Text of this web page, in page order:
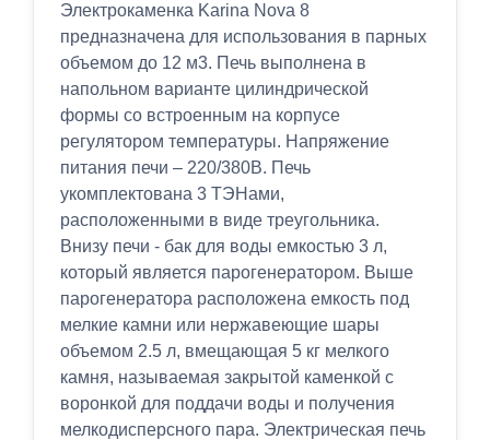
Электрокаменка Karina Nova 8
предназначена для использования в парных
объемом до 12 м3. Печь выполнена в
напольном варианте цилиндрической
формы со встроенным на корпусе
регулятором температуры. Напряжение
питания печи – 220/380В. Печь
укомплектована 3 ТЭНами,
расположенными в виде треугольника.
Внизу печи - бак для воды емкостью 3 л,
который является парогенератором. Выше
парогенератора расположена емкость под
мелкие камни или нержавеющие шары
объемом 2.5 л, вмещающая 5 кг мелкого
камня, называемая закрытой каменкой с
воронкой для поддачи воды и получения
мелкодисперсного пара. Электрическая печь